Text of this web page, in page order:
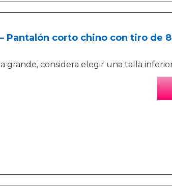
Pantalón corto chino con tiro de
grande, considera elegir una talla